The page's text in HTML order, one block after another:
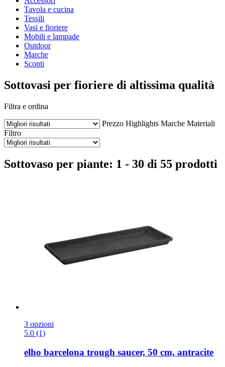
Tavola e cucina
Tessili
Vasi e fioriere
Mobili e lampade
Outdoor
Marche
Sconti
Sottovasi per fioriere di altissima qualità
Filtra e ordina
Prezzo Highlights Marche Materiali
Filtro
Sottovaso per piante: 1 - 30 di 55 prodotti
3 opzioni
5.0 (1)
elho barcelona trough saucer, 50 cm, antracite